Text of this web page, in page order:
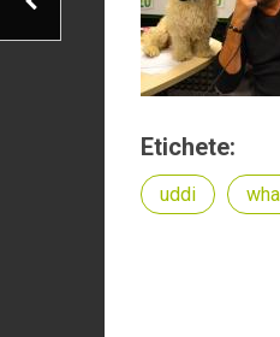
Etichete:
uddi